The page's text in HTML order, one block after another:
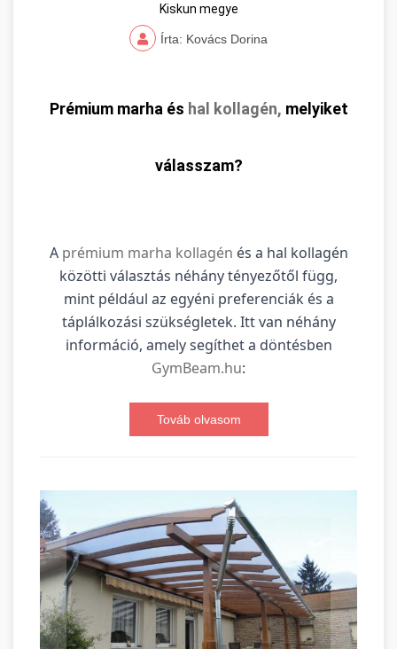
Kiskun megye
Írta: Kovács Dorina
Prémium marha és hal kollagén, melyiket
válasszam?
A prémium marha kollagén és a hal kollagén
közötti választás néhány tényezőtől függ,
mint például az egyéni preferenciák és a
táplálkozási szükségletek. Itt van néhány
információ, amely segíthet a döntésben
GymBeam.hu:
Továb olvasom